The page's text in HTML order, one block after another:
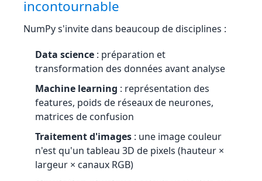
incontournable
NumPy s'invite dans beaucoup de disciplines :
Data science : préparation et
transformation des données avant analyse
Machine learning : représentation des
features, poids de réseaux de neurones,
matrices de confusion
Traitement d'images : une image couleur
n'est qu'un tableau 3D de pixels (hauteur ×
largeur × canaux RGB)